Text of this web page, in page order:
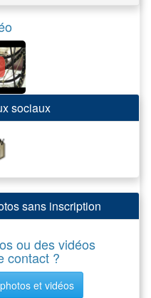
sociaux
sans inscription
ou des vidéos
contact ?
et vidéos